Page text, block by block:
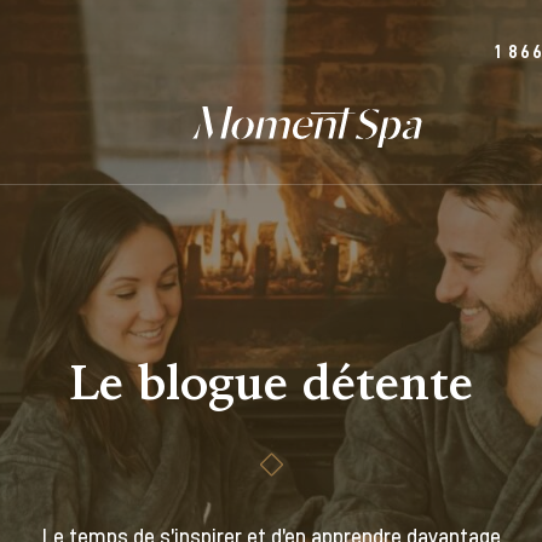
1
Le blogue détente
Le temps de s’inspirer et d’en apprendre davantage